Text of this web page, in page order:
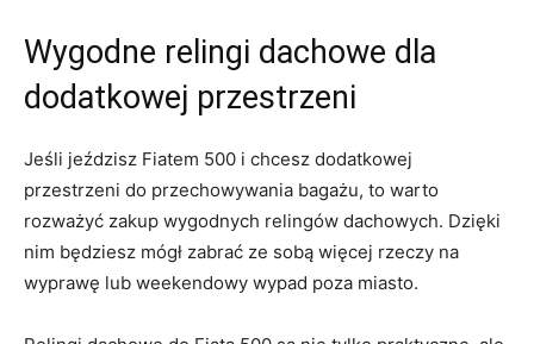
Wygodne relingi ​dachowe dla
dodatkowej przestrzeni
Jeśli jeździsz‍ Fiatem 500 i ⁤chcesz dodatkowej⁤
przestrzeni do przechowywania bagażu, to warto
rozważyć​ zakup⁣ wygodnych relingów ‌dachowych.‌ Dzięki
nim ⁢będziesz mógł zabrać ze sobą więcej⁤ rzeczy na
wyprawę lub weekendowy wypad poza miasto.